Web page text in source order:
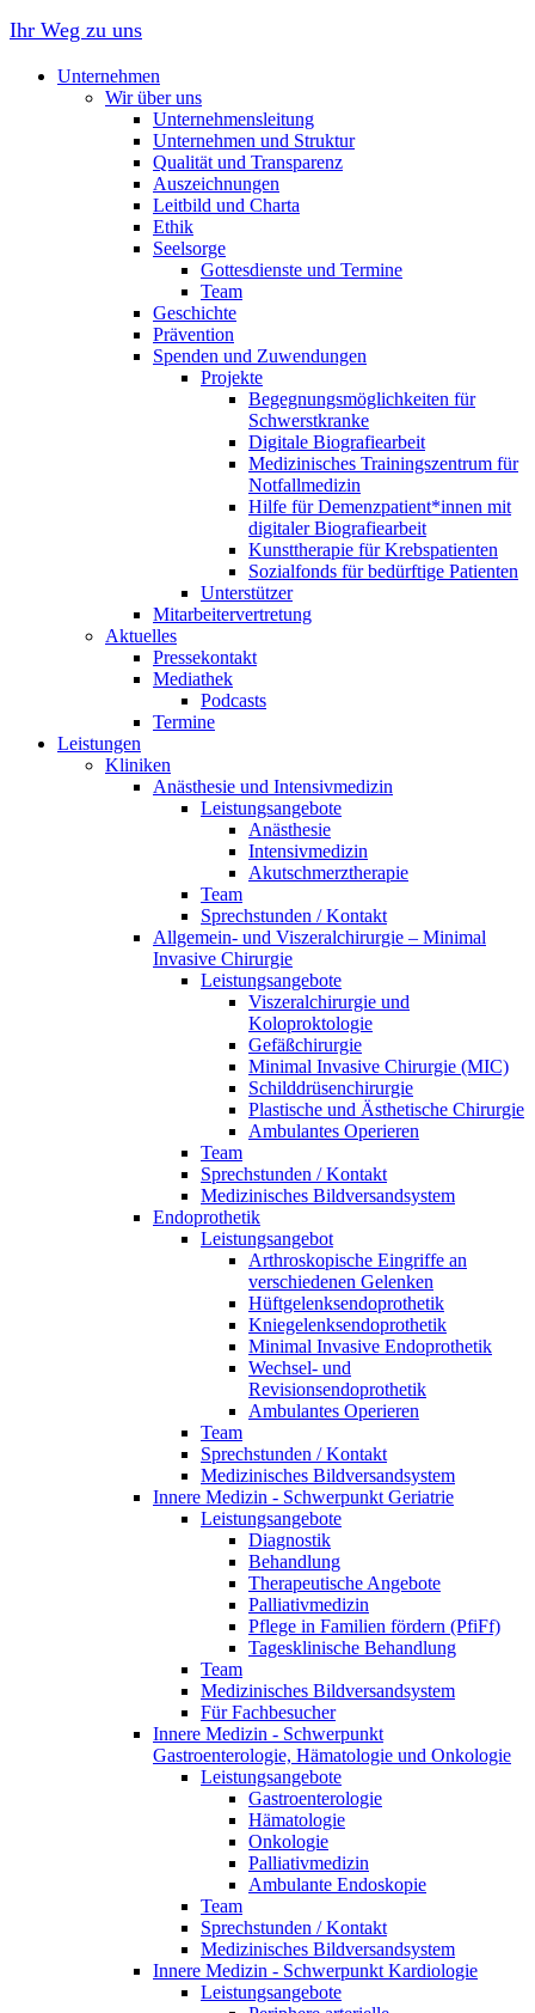
Ihr Weg zu uns
Unternehmen
Wir über uns
Unternehmensleitung
Unternehmen und Struktur
Qualität und Transparenz
Auszeichnungen
Leitbild und Charta
Ethik
Seelsorge
Gottesdienste und Termine
Team
Geschichte
Prävention
Spenden und Zuwendungen
Projekte
Begegnungsmöglichkeiten für
Schwerstkranke
Digitale Biografiearbeit
Medizinisches Trainingszentrum für
Notfallmedizin
Hilfe für Demenzpatient*innen mit
digitaler Biografiearbeit
Kunsttherapie für Krebspatienten
Sozialfonds für bedürftige Patienten
Unterstützer
Mitarbeitervertretung
Aktuelles
Pressekontakt
Mediathek
Podcasts
Termine
Leistungen
Kliniken
Anästhesie und Intensivmedizin
Leistungsangebote
Anästhesie
Intensivmedizin
Akutschmerztherapie
Team
Sprechstunden / Kontakt
Allgemein- und Viszeralchirurgie – Minimal
Invasive Chirurgie
Leistungsangebote
Viszeralchirurgie und
Koloproktologie
Gefäßchirurgie
Minimal Invasive Chirurgie (MIC)
Schilddrüsenchirurgie
Plastische und Ästhetische Chirurgie
Ambulantes Operieren
Team
Sprechstunden / Kontakt
Medizinisches Bildversandsystem
Endoprothetik
Leistungsangebot
Arthroskopische Eingriffe an
verschiedenen Gelenken
Hüftgelenksendoprothetik
Kniegelenksendoprothetik
Minimal Invasive Endoprothetik
Wechsel- und
Revisionsendoprothetik
Ambulantes Operieren
Team
Sprechstunden / Kontakt
Medizinisches Bildversandsystem
Innere Medizin - Schwerpunkt Geriatrie
Leistungsangebote
Diagnostik
Behandlung
Therapeutische Angebote
Palliativmedizin
Pflege in Familien fördern (PfiFf)
Tagesklinische Behandlung
Team
Medizinisches Bildversandsystem
Für Fachbesucher
Innere Medizin - Schwerpunkt
Gastroenterologie, Hämatologie und Onkologie
Leistungsangebote
Gastroenterologie
Hämatologie
Onkologie
Palliativmedizin
Ambulante Endoskopie
Team
Sprechstunden / Kontakt
Medizinisches Bildversandsystem
Innere Medizin - Schwerpunkt Kardiologie
Leistungsangebote